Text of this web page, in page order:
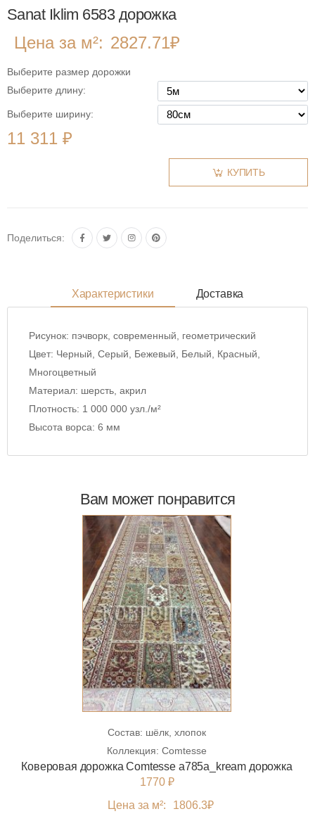
Sanat Iklim 6583 дорожка
Цена за м²: 2827.71₽
Выберите размер дорожки
Выберите длину:
Выберите ширину:
11 311 ₽
КУПИТЬ
Поделиться:
Характеристики Доставка
Рисунок: пэчворк, современный, геометрический
Цвет: Черный, Серый, Бежевый, Белый, Красный,
Многоцветный
Материал: шерсть, акрил
Плотность: 1 000 000 узл./м²
Высота ворса: 6 мм
Вам может понравится
Состав: шёлк, хлопок
Коллекция: Comtesse
Коверовая дорожка Comtesse a785a_kream дорожка
1770 ₽
Цена за м²:
1806.3₽